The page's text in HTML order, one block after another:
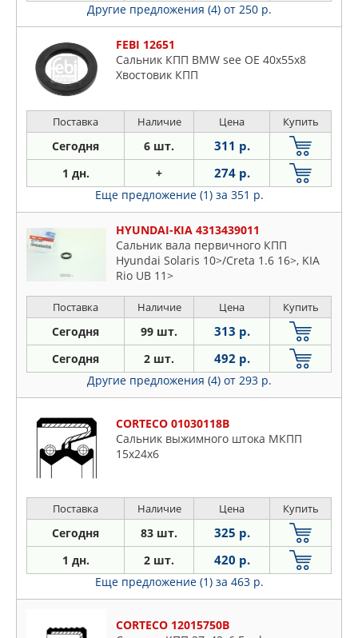
Другие предложения (4) от 250 р.
FEBI 12651
Сальник КПП BMW see OE 40x55x8
Хвостовик КПП
Поставка Наличие Цена Купить
Сегодня 6 шт. 311 р.
1 дн. + 274 р.
Еще предложение (1) за 351 р.
HYUNDAI-KIA 4313439011
Сальник вала первичного КПП
Hyundai Solaris 10>/Creta 1.6 16>, KIA
Rio UB 11>
Поставка Наличие Цена Купить
Сегодня 99 шт. 313 р.
Сегодня 2 шт. 492 р.
Другие предложения (4) от 293 р.
CORTECO 01030118B
Сальник выжимного штока МКПП
15x24x6
Поставка Наличие Цена Купить
Сегодня 83 шт. 325 р.
1 дн. 2 шт. 420 р.
Еще предложение (1) за 463 р.
CORTECO 12015750B